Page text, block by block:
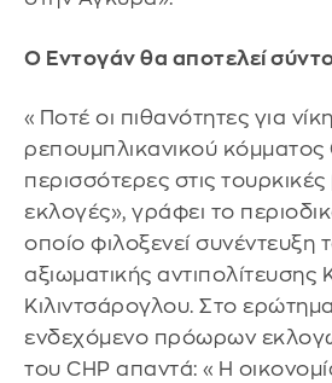
Ο Εντογάν θα αποτελεί
«Ποτέ οι πιθανότητες για
ρεπουμπλικανικού κόμματος
περισσότερες στις
εκλογές», γράφει το
οποίο φιλοξενεί συνέντευξη
αξιωματικής αντιπολίτευσης
Κιλιντσάρογλου. Στο
ενδεχόμενο πρόωρων
του CHP απαντά: «Η